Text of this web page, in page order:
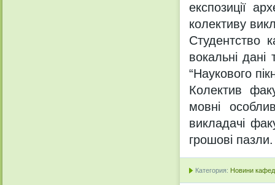
експозиції
колективу
Студентство
вокальні
“Наукового
Колектив
мовні
викладачі
грошові пазли.
Категория: Новини